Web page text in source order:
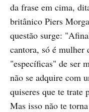
da frase em cima,
britânico Piers
questão surge:
cantora, só é mulher
"específicas" de ser
não se adquire com
quiseres que te trate
Mas isso não te